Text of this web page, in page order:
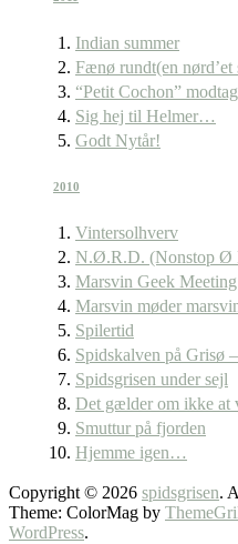
Indian summer
Fænø rundt(en
“Petit Cochon”
Sig hej til Helmer…
Godt Nytår!
2010
Vintersolhverv
N.Ø.R.D. (Nonstop Ø
Marsvin Geek
Marsvin møder
Spilertid
Spidskalven på Grisø
Spidsgrisen under sejl
Det gælder om ikke
Smuttur på fjorden
Hjemme igen…
Copyright © 2026 spidsgrisen.
Theme: ColorMag by
WordPress.